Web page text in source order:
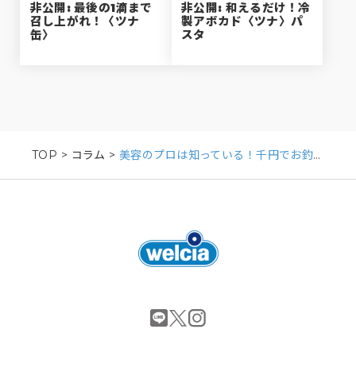
非公開: 最後の1滴まで
召し上がれ！〈ツナ
缶〉
非公開: 和えるだけ！冷
製アボカド〈ツナ〉パ
スタ
TOP > コラム >美容のプロは知っている！千円でお釣りがくる”成分優秀＆コスパ最強”の〈ナチュラル化粧水〉